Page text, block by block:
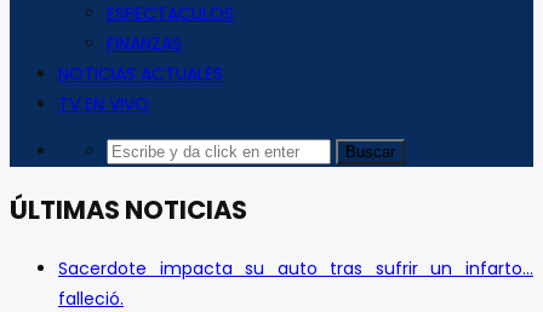
ESPECTACULOS
FINANZAS
NOTICIAS ACTUALES
TV EN VIVO
ÚLTIMAS NOTICIAS
Sacerdote impacta su auto tras sufrir un infarto…
falleció.